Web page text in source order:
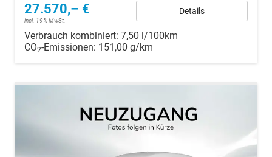
27.570,– €
incl. 19% MwSt.
Details
Verbrauch kombiniert: 7,50 l/100km
CO2-Emissionen: 151,00 g/km